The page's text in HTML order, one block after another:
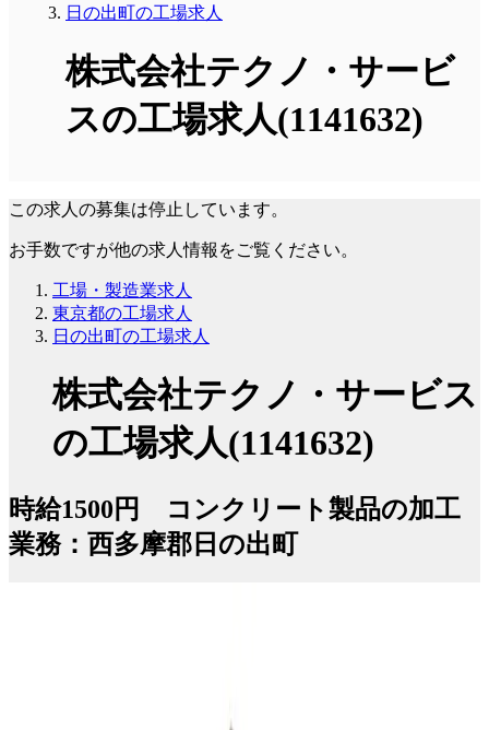
日の出町の工場求人
株式会社テクノ・サービ
スの工場求人(1141632)
この求人の募集は停止しています。
お手数ですが他の求人情報をご覧ください。
工場・製造業求人
東京都の工場求人
日の出町の工場求人
株式会社テクノ・サービス
の工場求人(1141632)
時給1500円 コンクリート製品の加工
業務：西多摩郡日の出町